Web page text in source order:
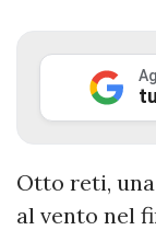
Otto reti,
al vento nel